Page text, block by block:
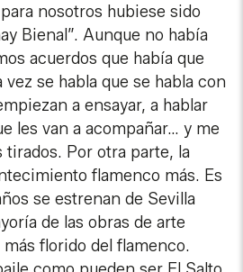
nosotros hubiese sido
Bienal”. Aunque no había
acuerdos que había que
se habla que se habla con
a ensayar, a hablar
les van a acompañar… y me
tirados. Por otra parte, la
flamenco más. Es
se estrenan de Sevilla
de las obras de arte
florido del flamenco.